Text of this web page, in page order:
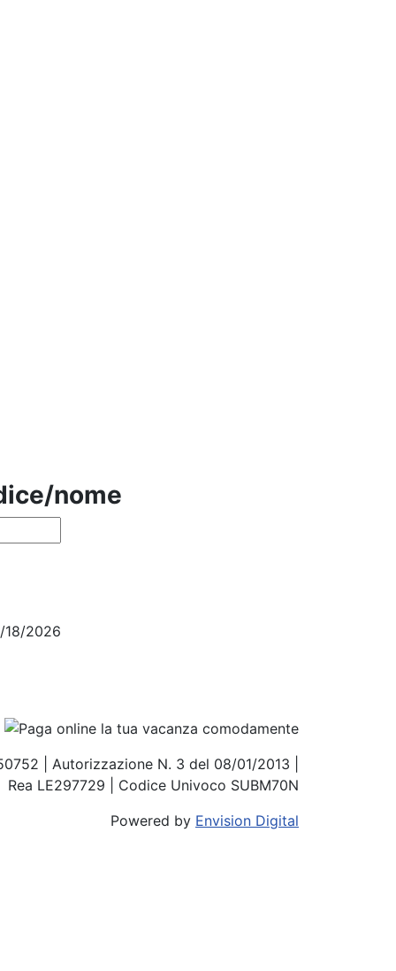
nome
18/2026
| Autorizzazione N. 3 del 08/01/2013 |
Rea LE297729 | Codice Univoco SUBM70N
Powered by Envision Digital